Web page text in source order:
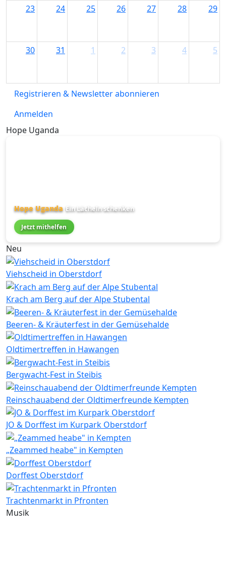
23 24 25 26 27 28 29
30 31 1 2 3 4 5
Registrieren & Newsletter abonnieren
Anmelden
Hope Uganda
Hope Uganda Ein Lächeln schenken
Jetzt mithelfen
Neu
Viehscheid in Oberstdorf
Krach am Berg auf der Alpe Stubental
Beeren- & Kräuterfest in der Gemüsehalde
Oldtimertreffen in Hawangen
Bergwacht-Fest in Steibis
Reinschauabend der Oldtimerfreunde Kempten
JO & Dorffest im Kurpark Oberstdorf
„Zeammed heabe" in Kempten
Dorffest Oberstdorf
Trachtenmarkt in Pfronten
Musik